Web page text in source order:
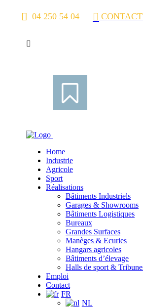
04 250 54 04
Home
Industrie
Agricole
Sport
Réalisations
Bâtiments Industriels
Garages & Showrooms
Bâtiments Logistiques
Bureaux
Grandes Surfaces
Manèges & Ecuries
Hangars agricoles
Bâtiments d’élevage
Halls de sport &
Emploi
Contact
FR
NL